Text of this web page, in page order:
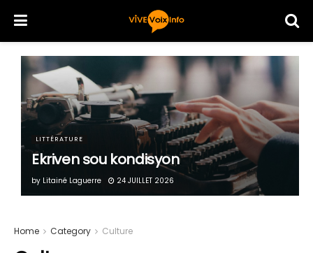
LITTÉRATURE
Ekriven sou kondisyon
by Litainé Laguerre 24 JUILLET 2026
Home Category Culture